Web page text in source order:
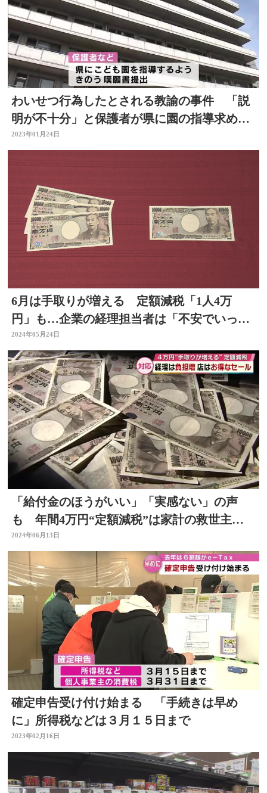
わいせつ行為したとされる教諭の事件 「説
明が不十分」と保護者が県に園の指導求める
嘆願書 大分
2023年01月24日
6月は手取りが増える 定額減税「1人4万
円」も…企業の経理担当者は「不安でいっぱ
い」大分
2024年05月24日
「給付金のほうがいい」「実感ない」の声
も 年間4万円“定額減税”は家計の救世主な
るか 大分
2024年06月13日
確定申告受け付け始まる 「手続きは早め
に」所得税などは３月１５日まで
2023年02月16日